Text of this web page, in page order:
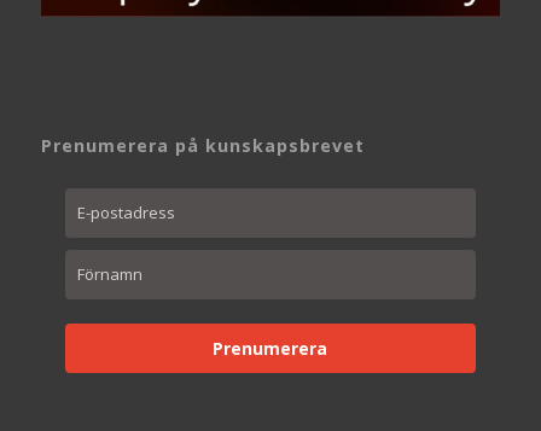
Prenumerera på kunskapsbrevet
Prenumerera